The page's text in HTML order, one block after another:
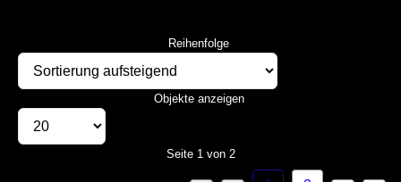
Reihenfolge
Objekte anzeigen
Seite 1 von 2